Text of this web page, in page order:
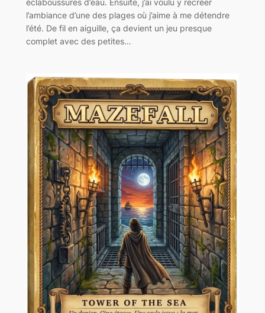
l’ambiance d’une des plages où j’aime à me détendre
l’été. De fil en aiguille, ça devient un jeu presque
complet avec des petites…